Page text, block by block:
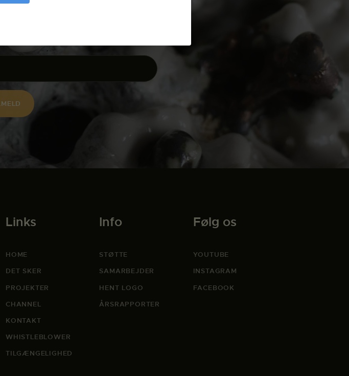
Links
HOME
DET SKER
PROJEKTER
CHANNEL
KONTAKT
WHISTLEBLOWER
TILGÆNGELIGHED
Info
STØTTE
SAMARBEJDER
HENT LOGO
ÅRSRAPPORTER
Følg os
YOUTUBE
INSTAGRAM
FACEBOOK